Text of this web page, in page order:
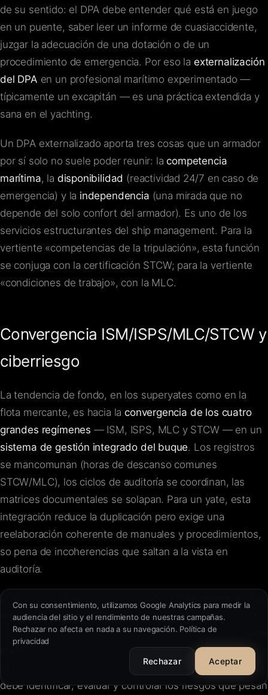
FR·EN·IT·ES
Acceder
+33 7 89 25 83 77
de su sentido: el DPA debe entender qué está en juego
en un puente, saber leer un informe de cuasiaccidente,
juzgar la adecuación de una dotación o de un
procedimiento de emergencia. Por eso la externalización
del DPA en un profesional marítimo experimentado —
típicamente un excapitán — es una práctica extendida y
sana en el yachting.
Un DPA externalizado aporta tres cosas que un armador
por sí solo no suele poder reunir: lacompetencia
marítima, la disponibilidad (reactividad 24/7 en caso de
emergencia) y la independencia (una mirada que no
depende del solo confort del armador). Es uno de los
servicios estructurantes del ship management. Para la
vertiente «competencias de la tripulación», esta función
se conjuga con la certificación STCW; para la vertiente
«condiciones de trabajo», con la MLC.
Convergencia ISM/ISPS/MLC/STCW y
ciberriesgo
La tendencia de fondo, en los superyates como en la
flota mercante, es hacia laconvergencia de los cuatro
grandes regímenes — ISM, ISPS, MLC y STCW — en un
sistema de gestión integrado del buque. Los registros
se mancomunan (horas de descanso comunes
STCW/MLC), los ciclos de auditoría se coordinan, las
matrices documentales se solapan. Para un yate, esta
integración reduce la duplicación pero exige una
reelaboración coherente de manuales y procedimientos,
so pena de incoherencias que saltan a la vista en
auditoría.
El tema más dinámico sigue siendo el
resoluciónMSC.428(98)de 2017, la OMI estableció que
un SGS aprobado debe integrar lagestión del ciberriesgo
, a más tardar en la primera verificación anual del
DOC posterior al 1 de enero de 2021. En concreto, el SGS
debe identificar, evaluar y controlar los riesgos que pesan
Con su consentimiento, utilizamos Google Analytics para medir la
audiencia del sitio y el rendimiento de nuestras campañas.
Rechazar no afecta en nada a su navegación. Política de
privacidad
Rechazar Aceptar